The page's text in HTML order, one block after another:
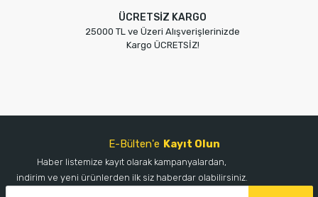
ÜCRETSİZ KARGO
25000 TL ve Üzeri Alışverişlerinizde
Kargo ÜCRETSİZ!
E-Bülten'e Kayıt Olun
Haber listemize kayıt olarak kampanyalardan,
indirim ve yeni ürünlerden ilk siz haberdar olabilirsiniz.